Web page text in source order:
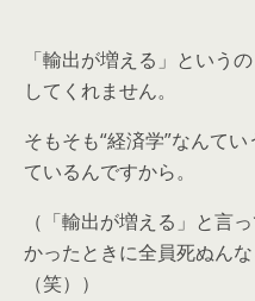
「輸出が増える」という
してくれません。
そもそも“経済学”なんて
ているんですから。
（「輸出が増える」と言
かったときに全員死ぬん
（笑））